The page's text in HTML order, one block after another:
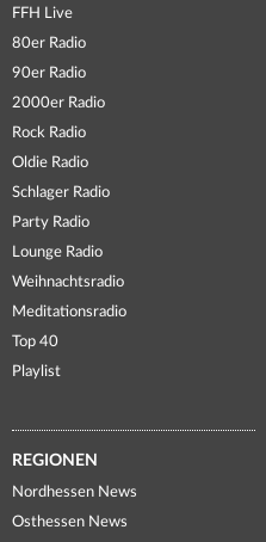
FFH Live
80er Radio
90er Radio
2000er Radio
Rock Radio
Oldie Radio
Schlager Radio
Party Radio
Lounge Radio
Weihnachtsradio
Meditationsradio
Top 40
Playlist
REGIONEN
Nordhessen News
Osthessen News